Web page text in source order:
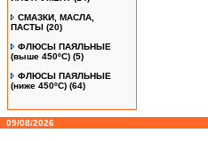
СМАЗКИ, МАСЛА,
ПАСТЫ (20)
ФЛЮСЫ ПАЯЛЬНЫЕ
(выше 450ºC) (5)
ФЛЮСЫ ПАЯЛЬНЫЕ
(ниже 450ºC) (64)
09/08/2026